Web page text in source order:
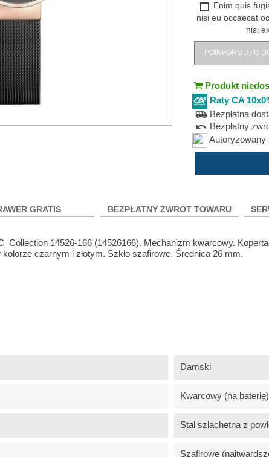
Enim quis
nisi eu occaecat
nisi
POINFORMUJ O
Produkt
Raty CA
airport_shuttle Bezpłatna
undo Bezpłatny
Autoryzowany
GRATIS BEZPŁATNY ZWROT TOWARU
14526-166 (14526166). Mechanizm kwarcowy.
czarnym i złotym. Szkło szafirowe. Średnica 26 mm.
Damski
Kwarcowy (na baterię)
Stal szlachetna z
Szafirowe